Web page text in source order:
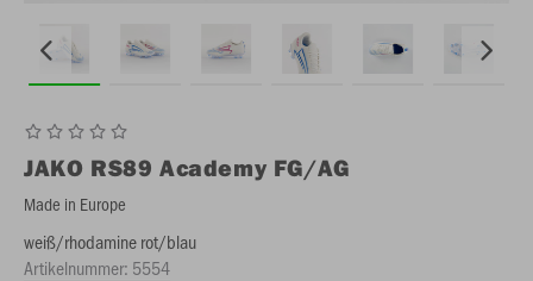
JAKO RS89 Academy FG/AG
Made in Europe
weiß/rhodamine rot/blau
Artikelnummer: 5554